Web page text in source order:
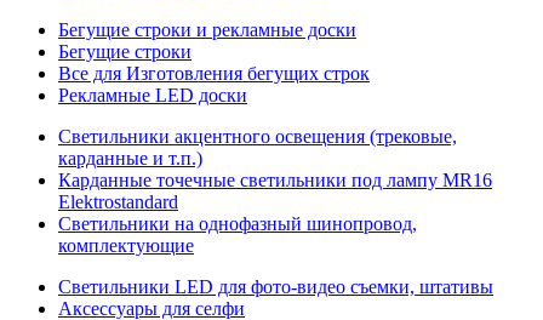
Бегущие строки и рекламные доски
Бегущие строки
Все для Изготовления бегущих строк
Рекламные LED доски
Светильники акцентного освещения (трековые,
карданные и т.п.)
Карданные точечные светильники под лампу MR16
Elektrostandard
Светильники на однофазный шинопровод,
комплектующие
Светильники LED для фото-видео съемки, штативы
Аксессуары для селфи